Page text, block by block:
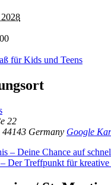
für Kids und Teens
22
44143 Germany Google
– Deine Chance auf
Der Treffpunkt für